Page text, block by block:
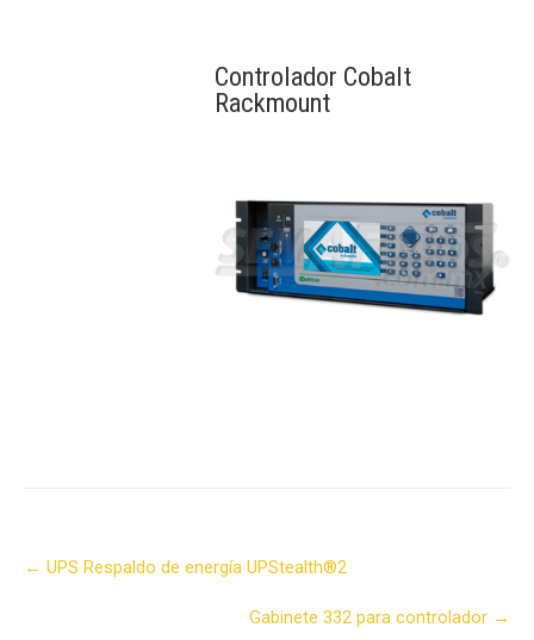
Controlador Cobalt
Rackmount
Post
← UPS Respaldo de energía UPStealth®2
Gabinete 332 para controlador →